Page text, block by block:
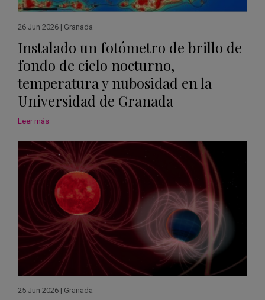
26 Jun 2026 | Granada
Instalado un fotómetro de brillo de
fondo de cielo nocturno,
temperatura y nubosidad en la
Universidad de Granada
Leer más
25 Jun 2026 | Granada